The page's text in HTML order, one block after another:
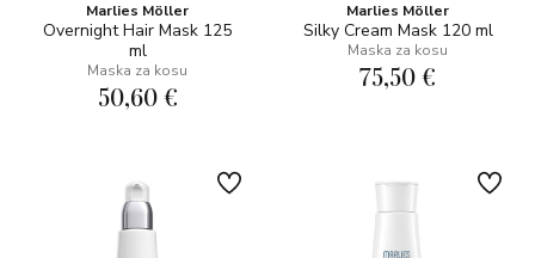
Marlies Möller
Overnight Hair Mask 125
ml
Maska za kosu
50,60 €
Marlies Möller
Silky Cream Mask 120 ml
Maska za kosu
75,50 €